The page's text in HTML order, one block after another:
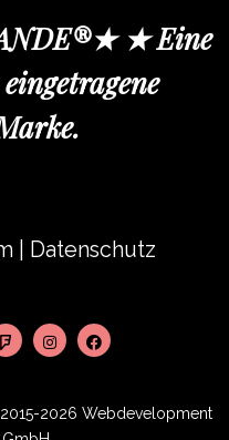
★ Eine
Datenschutz
2015-2026 Webdevelopment